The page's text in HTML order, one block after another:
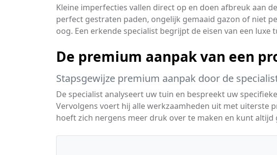
Kleine imperfecties vallen direct op en doen afbreuk aan
perfect gestraten paden, ongelijk gemaaid gazon of niet
oog. Een erkende specialist begrijpt de eisen van een luxe
De premium aanpak van een
Stapsgewijze premium aanpak door de
De specialist analyseert uw tuin en bespreekt uw
Vervolgens voert hij alle werkzaamheden uit met uiterste
hoeft zich nergens meer druk over te maken en kunt